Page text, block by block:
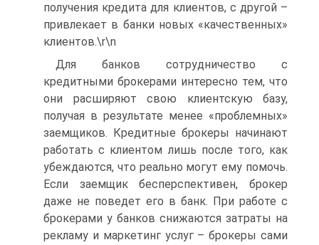
получения кредита для клиентов, с другой –
привлекает в банки новых «качественных»
клиентов.\r\n
Для банков сотрудничество с
кредитными брокерами интересно тем, что
они расширяют свою клиентскую базу,
получая в результате менее «проблемных»
заемщиков. Кредитные брокеры начинают
работать с клиентом лишь после того, как
убеждаются, что реально могут ему помочь.
Если заемщик бесперспективен, брокер
даже не поведет его в банк. При работе с
брокерами у банков снижаются затраты на
рекламу и маркетинг услуг – брокеры сами